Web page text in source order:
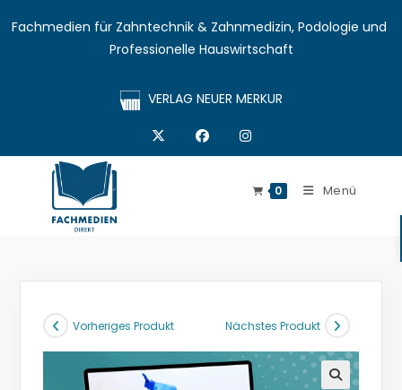
Fachmedien für Zahntechnik & Zahnmedizin, Podologie und
Professionelle Hauswirtschaft
VERLAG NEUER MERKUR
0 Menü
Vorheriges Produkt Nächstes Produkt